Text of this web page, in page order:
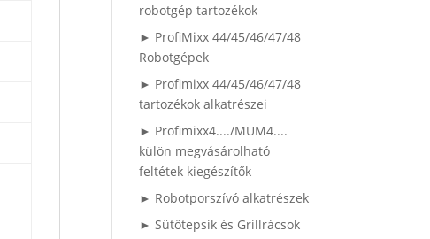
robotgép tartozékok
► ProfiMixx 44/45/46/47/48
Robotgépek
► Profimixx 44/45/46/47/48
tartozékok alkatrészei
► Profimixx4..../MUM4....
külön megvásárolható
feltétek kiegészítők
► Robotporszívó alkatrészek
► Sütőtepsik és Grillrácsok